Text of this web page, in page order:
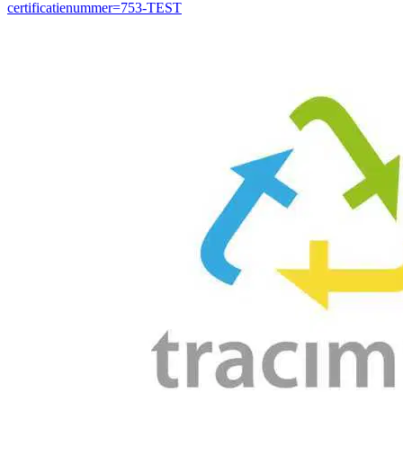
certificatienummer=753-TEST